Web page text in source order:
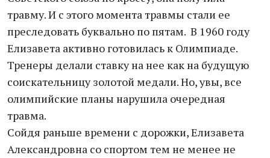
травму. И с этого момента травмы стали ее
преследовать буквально по пятам. В 1960 году
Елизавета активно готовилась к Олимпиаде.
Тренеры делали ставку на нее как на будущую
соискательницу золотой медали. Но, увы, все
олимпийские планы нарушила очередная
травма.
Сойдя раньше времени с дорожки, Елизавета
Александровна со спортом тем не менее не